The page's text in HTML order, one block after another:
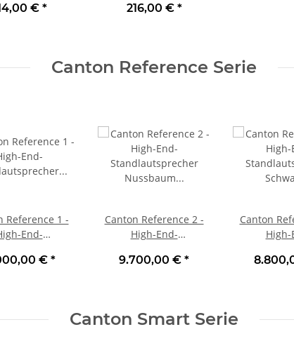
€ * 216,00 € *
Canton Reference Serie
Reference 1 -
End-
Stück
€ *
Canton Reference 2 -
High-End-
Nussbaum Stück | Neu
9.700,00 € *
Canton
High-
Schwarz
Canton Smart Serie